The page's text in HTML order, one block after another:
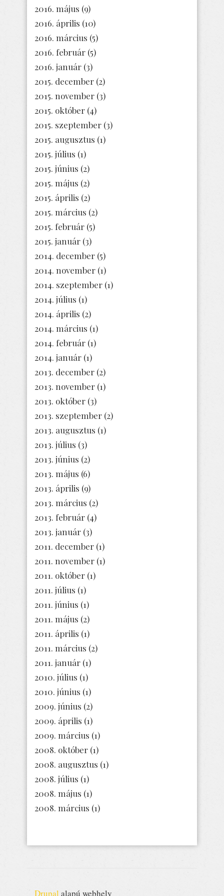
2016. május (9)
2016. április (10)
2016. március (5)
2016. február (5)
2016. január (3)
2015. december (2)
2015. november (3)
2015. október (4)
2015. szeptember (3)
2015. augusztus (1)
2015. július (1)
2015. június (2)
2015. május (2)
2015. április (2)
2015. március (2)
2015. február (5)
2015. január (3)
2014. december (5)
2014. november (1)
2014. szeptember (1)
2014. július (1)
2014. április (2)
2014. március (1)
2014. február (1)
2014. január (1)
2013. december (2)
2013. november (1)
2013. október (3)
2013. szeptember (2)
2013. augusztus (1)
2013. július (3)
2013. június (2)
2013. május (6)
2013. április (9)
2013. március (2)
2013. február (4)
2013. január (3)
2011. december (1)
2011. november (1)
2011. október (1)
2011. július (1)
2011. június (1)
2011. május (2)
2011. április (1)
2011. március (2)
2011. január (1)
2010. július (1)
2010. június (1)
2009. június (2)
2009. április (1)
2009. március (1)
2008. október (1)
2008. augusztus (1)
2008. július (1)
2008. május (1)
2008. március (1)
Drupal alapú webhely